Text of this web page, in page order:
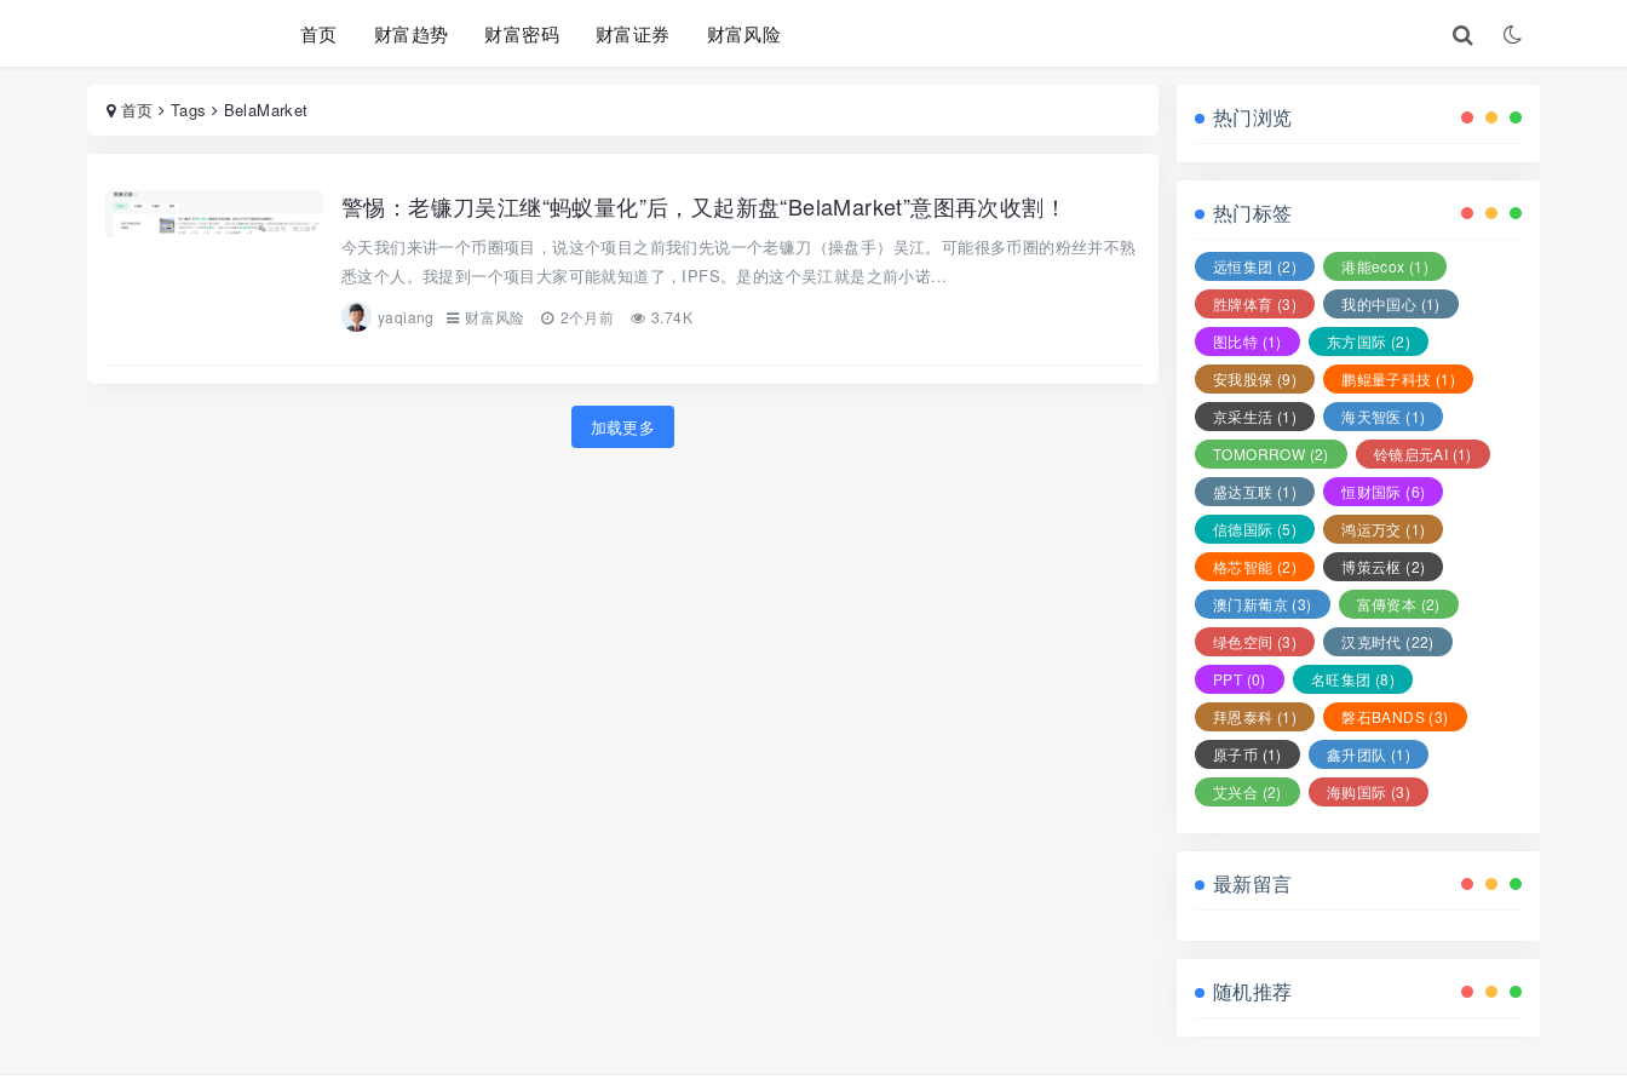
首页 财富趋势 财富密码 财富证券 财富风险
首页 Tags BelaMarket
警惕：老镰刀吴江继“蚂蚁量化”后，又起新盘“BelaMarket”意图再次收割！
今天我们来讲一个币圈项目，说这个项目之前我们先说一个老镰刀（操盘手）吴江。可能很多币圈的粉丝并不熟
悉这个人。我提到一个项目大家可能就知道了，IPFS。是的这个吴江就是之前小诺...
yaqiang 财富风险 2个月前 3.74K
加载更多
热门浏览
热门标签
远恒集团 (2) 港能ecox (1)
胜牌体育 (3) 我的中国心 (1)
图比特 (1) 东方国际 (2)
安我股保 (9) 鹏鲲量子科技 (1)
京采生活 (1) 海天智医 (1)
TOMORROW (2) 铃镜启元AI (1)
盛达互联 (1) 恒财国际 (6)
信德国际 (5) 鸿运万交 (1)
格芯智能 (2) 博策云枢 (2)
澳门新葡京 (3) 富傳资本 (2)
绿色空间 (3) 汉克时代 (22)
PPT (0) 名旺集团 (8)
拜恩泰科 (1) 磐石BANDS (3)
原子币 (1) 鑫升团队 (1)
艾兴合 (2) 海购国际 (3)
最新留言
随机推荐